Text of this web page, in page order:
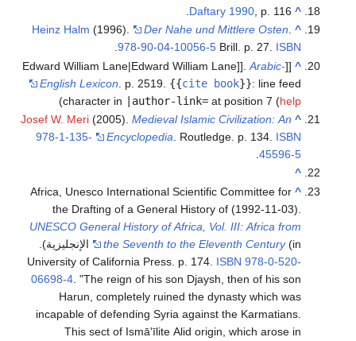
^
Daftary 1990 , p. 116.
^
Heinz Halm(1996). Der Nahe und Mittlere Osten .
Brill. p. 27.ISBN
978-90-04-10056-5
.
^
[[Edward William Lane|Edward William Lane]].
Arabic-
English Lexicon
. p. 2519. {{cite book}} :line feed
character in
|author-link=at position 7 (help
)
^
Josef W. Meri(2005).Medieval Islamic Civilization: An
Encyclopedia
. Routledge. p. 134.ISBN
978-1-135-
45596-5
.
^
^
Africa, Unesco International Scientific Committee for
the Drafting of a General History of (1992-11-03).
UNESCO General History of Africa, Vol. III: Africa from
the Seventh to the Eleventh Century
(in الإنجليزية).
University of California Press. p. 174.ISBN 978-0-520-
06698-4 . The reign of his son Djaysh, then of his son
Harun, completely ruined the dynasty which was
incapable of defending Syria against the Karmatians.
This sect of Ismā'īlite Alid origin, which arose in